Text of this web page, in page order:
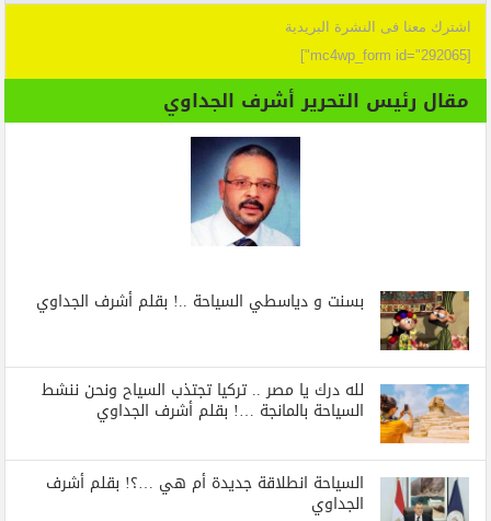
اشترك معنا فى النشرة البريدية
[mc4wp_form id="292065"]
مقال رئيس التحرير أشرف الجداوي
بسنت و دياسطي السياحة ..! بقلم أشرف الجداوي
لله درك يا مصر .. تركيا تجتذب السياح ونحن ننشط
السياحة بالمانجة …! بقلم أشرف الجداوي
السياحة انطلاقة جديدة أم هي …؟! بقلم أشرف
الجداوي